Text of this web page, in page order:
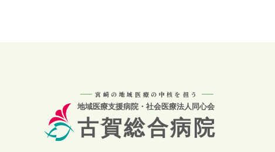
宮崎の地域医療の中核を担う
地域医療支援病院・社会医療法人同心会
古賀総合病院